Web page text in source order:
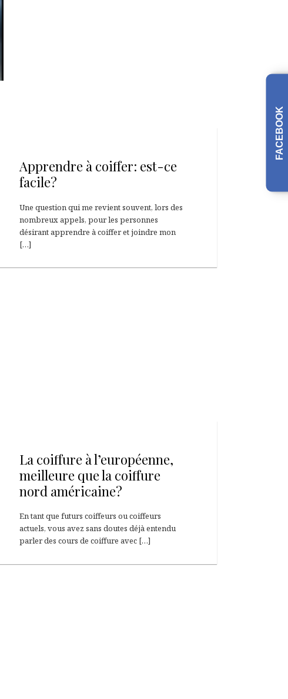
Apprendre à coiffer: est-ce
facile?
Une question qui me revient souvent, lors des
nombreux appels, pour les personnes
désirant apprendre à coiffer et joindre mon
[…]
La coiffure à l’européenne,
meilleure que la coiffure
nord américaine?
En tant que futurs coiffeurs ou coiffeurs
actuels, vous avez sans doutes déjà entendu
parler des cours de coiffure avec […]
FACEBOOK